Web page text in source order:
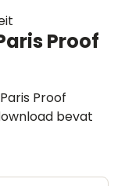
Proof
Proof
bevat